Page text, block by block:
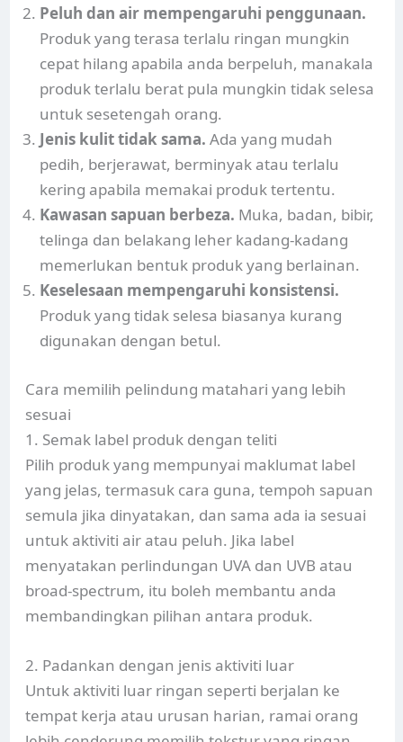
Peluh dan air mempengaruhi penggunaan.
Produk yang terasa terlalu ringan mungkin
cepat hilang apabila anda berpeluh, manakala
produk terlalu berat pula mungkin tidak selesa
untuk sesetengah orang.
Jenis kulit tidak sama. Ada yang mudah
pedih, berjerawat, berminyak atau terlalu
kering apabila memakai produk tertentu.
Kawasan sapuan berbeza. Muka, badan, bibir,
telinga dan belakang leher kadang-kadang
memerlukan bentuk produk yang berlainan.
Keselesaan mempengaruhi konsistensi.
Produk yang tidak selesa biasanya kurang
digunakan dengan betul.
Cara memilih pelindung matahari yang lebih
sesuai
1. Semak label produk dengan teliti
Pilih produk yang mempunyai maklumat label
yang jelas, termasuk cara guna, tempoh sapuan
semula jika dinyatakan, dan sama ada ia sesuai
untuk aktiviti air atau peluh. Jika label
menyatakan perlindungan UVA dan UVB atau
broad-spectrum, itu boleh membantu anda
membandingkan pilihan antara produk.
2. Padankan dengan jenis aktiviti luar
Untuk aktiviti luar ringan seperti berjalan ke
tempat kerja atau urusan harian, ramai orang